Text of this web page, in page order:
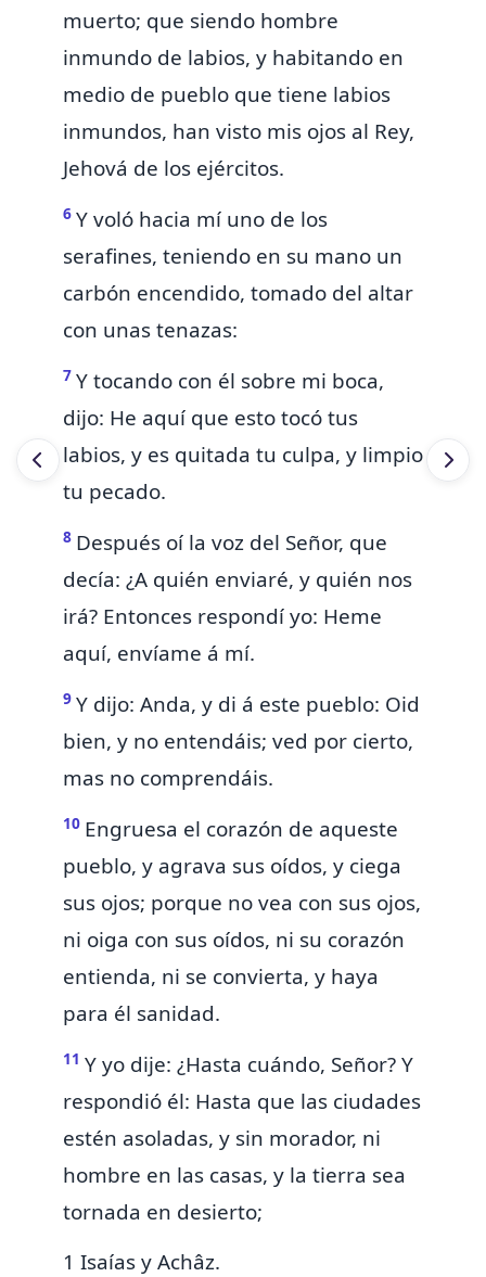
muerto; que siendo hombre
inmundo de labios, y habitando en
medio de pueblo que tiene labios
inmundos, han visto mis ojos al Rey,
Jehová de los ejércitos.
6 Y voló hacia mí uno de los
serafines, teniendo en su mano un
carbón encendido, tomado del altar
con unas tenazas:
7 Y tocando con él sobre mi boca,
dijo: He aquí que esto tocó tus
labios, y es quitada tu culpa, y limpio
tu pecado.
8 Después oí la voz del Señor, que
decía: ¿A quién enviaré, y quién nos
irá? Entonces respondí yo: Heme
aquí, envíame á mí.
9 Y dijo: Anda, y di á este pueblo: Oid
bien, y no entendáis; ved por cierto,
mas no comprendáis.
10 Engruesa el corazón de aqueste
pueblo, y agrava sus oídos, y ciega
sus ojos; porque no vea con sus ojos,
ni oiga con sus oídos, ni su corazón
entienda, ni se convierta, y haya
para él sanidad.
11 Y yo dije: ¿Hasta cuándo, Señor? Y
respondió él: Hasta que las ciudades
estén asoladas, y sin morador, ni
hombre en las casas, y la tierra sea
tornada en desierto;
1 Isaías y Achâz.